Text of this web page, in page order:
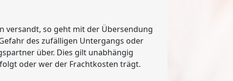
versandt, so geht mit der Übersendung
des zufälligen Untergangs oder
über. Dies gilt unabhängig
oder wer der Frachtkosten trägt.